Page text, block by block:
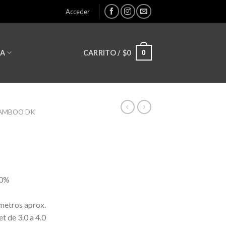
Acceder
CARRITO / $0 0
DK
aprox.
de 3.0 a 4.0